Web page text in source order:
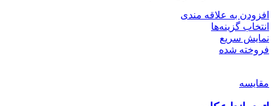
افزودن به علاقه مندی
انتخاب گزینه‌ها
نمایش سریع
فروخته شده
مقايسه